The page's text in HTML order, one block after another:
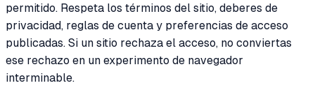
permitido. Respeta los términos del sitio, deberes de
privacidad, reglas de cuenta y preferencias de acceso
publicadas. Si un sitio rechaza el acceso, no conviertas
ese rechazo en un experimento de navegador
interminable.